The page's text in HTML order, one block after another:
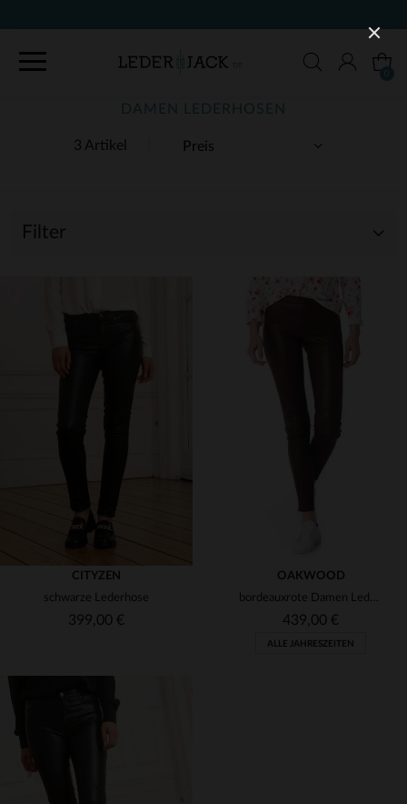
3 Artikel
DAMEN LEDERHOSEN
Filter
(1)
VERFÜGBARE GRÖSSEN
CITYZEN
schwarze Lederhose
399,00 €
OAKWOOD
bordeauxrote Damen Lederleggings
439,00 €
ALLE JAHRESZEITEN